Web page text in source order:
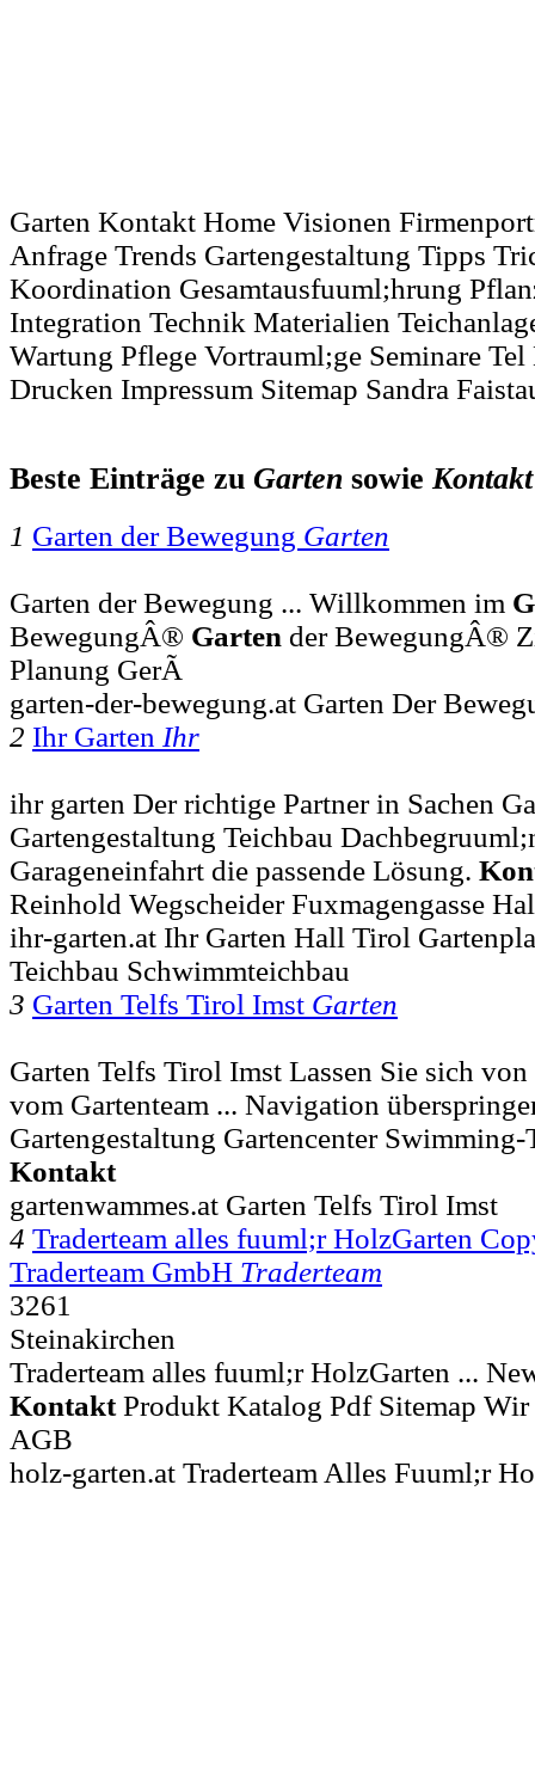
Garten Kontakt Home Visionen
Anfrage Trends Gartengestaltung Tipps
Koordination Gesamtausfuuml;hrung
Integration Technik Materialien
Wartung Pflege Vortrauml;ge Seminare
Drucken Impressum Sitemap Sandra
Beste Einträge zu Garten sowieKontakt
1 Garten der Bewegung Garten
Garten der Bewegung ... Willkommen im
BewegungÂ® Garten der BewegungÂ®
Planung GerÃ
garten-der-bewegung.at Garten Der
2 Ihr Garten Ihr
ihr garten Der richtige Partner in Sachen
Gartengestaltung Teichbau
Garageneinfahrt die passende Lösung.
Reinhold Wegscheider Fuxmagengasse
ihr-garten.at Ihr Garten Hall Tirol
Teichbau Schwimmteichbau
3 Garten Telfs Tirol Imst Garten
Garten Telfs Tirol Imst Lassen Sie sich
vom Gartenteam ... Navigation
Gartengestaltung Gartencenter
Kontakt
gartenwammes.at Garten Telfs Tirol Imst
4 Traderteam alles fuuml;r HolzGarten
Traderteam GmbH Traderteam
3261
Steinakirchen
Traderteam alles fuuml;r HolzGarten ...
KontaktProdukt Katalog Pdf Sitemap
AGB
holz-garten.at Traderteam Alles Fuuml;r